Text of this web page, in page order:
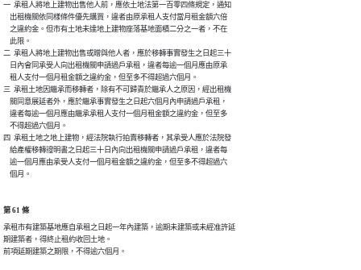
一  承租人將地上建物出售他人前，應依土地法第一百零四條規定，通知
    出租機關依同樣條件優先購買，違者由原承租人支付當月租金額六倍
    之違約金。但市有土地未達地上建物座落基地面積二分之一者，不在
    此限。
二  承租人將地上建物出售或贈與他人者，應於移轉事實發生之日起三十
    日內會同承受人向出租機關申請過戶承租，違者每逾一個月應由原承
    租人支付一個月租金額之違約金，但至多不得超過六個月。
三  承租土地因繼承而移轉者，除有不可歸責於繼承人之原因，經出租機
    關同意展延者外，應於繼承事實發生之日起六個月內申請過戶承租，
    違者每逾一個月應由繼承承租人支付一個月租金額之違約金，但至多
    不得超過六個月。
四  承租土地之地上建物，經法院執行拍賣移轉者，其承受人應於法院發
    給產權移轉證明書之日起三十日內向出租機關申請過戶承租，違者每
    逾一個月應由承受人支付一個月租金額之違約金，但至多不得超過六
    個月。
第 61 條
承租市有建築基地應自承租之日起一年內建築，逾期未建築或未經准許延
期建築者，得終止租約收回土地。
前項延期建築之期限，不得逾六個月。